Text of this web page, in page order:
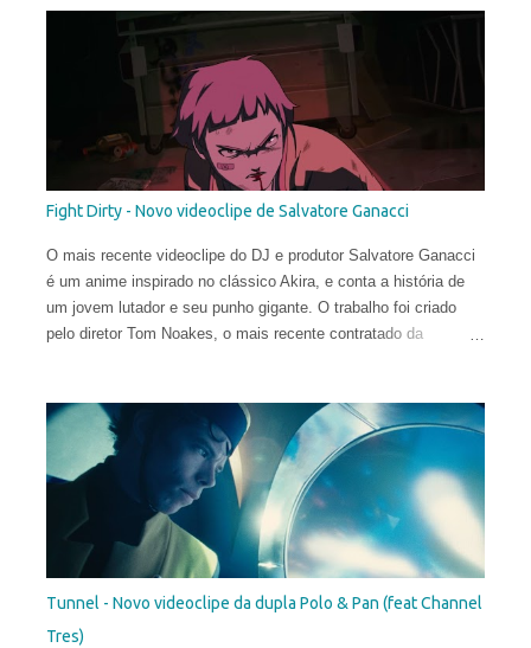
Fight Dirty - Novo videoclipe de Salvatore Ganacci
O mais recente videoclipe do DJ e produtor Salvatore Ganacci
é um anime inspirado no clássico Akira, e conta a história de
um jovem lutador e seu punho gigante. O trabalho foi criado
pelo diretor Tom Noakes, o mais recente contratado da
Trub Animation.
Tunnel - Novo videoclipe da dupla Polo & Pan (feat Channel
Tres)